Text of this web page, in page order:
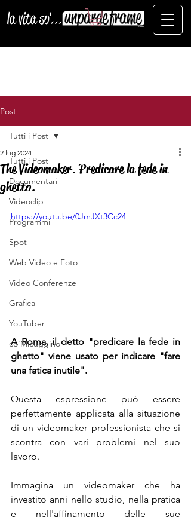
Post
Tutti i Post
Documentari
Videoclip
Programmi
Spot
Web Video e Foto
Video Conferenze
Grafica
YouTuber
co'Micuggino
Tutti i Post
The Videomaker. Predicare la fede in
ghetto.
2 lug 2024
https://youtu.be/0JmJXt3Cc24
A Roma, il detto "predicare la fede in
ghetto" viene usato per indicare "fare
una fatica inutile".
Questa espressione può essere
perfettamente applicata alla situazione
di un videomaker professionista che si
scontra con vari problemi nel suo
lavoro.
Immagina un videomaker che ha
investito anni nello studio, nella pratica
e nell'affinamento delle sue